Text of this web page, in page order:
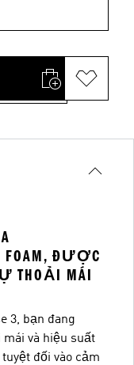
FOAM, ĐƯỢC
THOẢI MÁI
3, bạn đang
và hiệu suất
đối vào cảm